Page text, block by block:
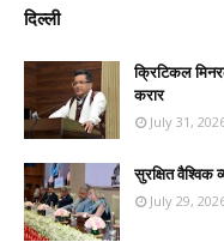
दिल्ली
क्रिटिकल
करार
July 31,
सुरक्षित वैश्विक
July 29,